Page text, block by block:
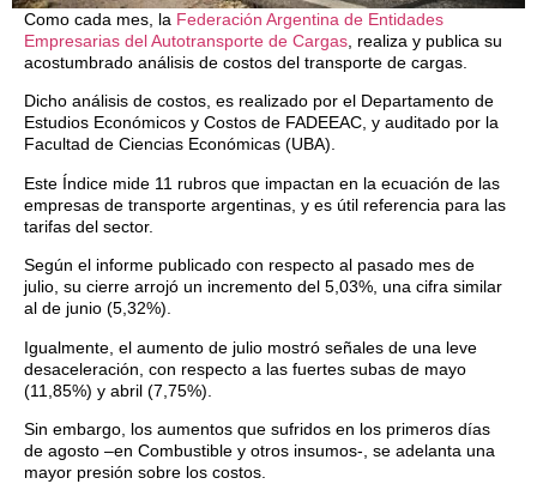
Como cada mes, la Federación Argentina de Entidades
Empresarias del Autotransporte de Cargas , realiza y publica su
acostumbrado análisis de costos del transporte de cargas.
Dicho análisis de costos, es realizado por el Departamento de
Estudios Económicos y Costos de FADEEAC, y auditado por la
Facultad de Ciencias Económicas (UBA).
Este Índice mide 11 rubros que impactan en la ecuación de las
empresas de transporte argentinas, y es útil referencia para las
tarifas del sector.
Según el informe publicado con respecto al pasado mes de
julio, su cierre arrojó un incremento del 5,03%, una cifra similar
al de junio (5,32%).
Igualmente, el aumento de julio mostró señales de una leve
desaceleración, con respecto a las fuertes subas de mayo
(11,85%) y abril (7,75%).
Sin embargo, los aumentos que sufridos en los primeros días
de agosto –en Combustible y otros insumos-, se adelanta una
mayor presión sobre los costos.